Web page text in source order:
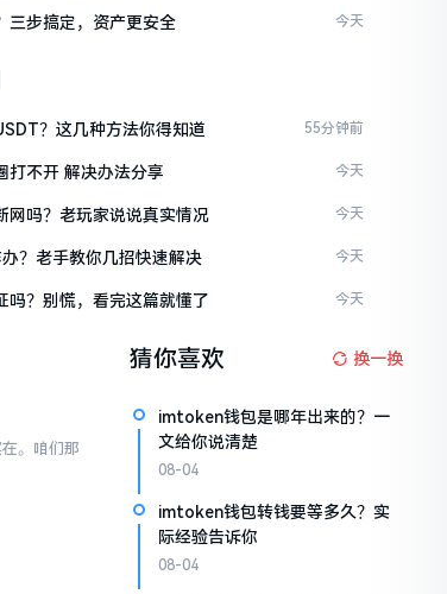
步搞定，资产更安全 今天
？这几种方法你得知道 55分钟前
不开 解决办法分享 今天
吗？老玩家说说真实情况 今天
？老手教你几招快速解决 今天
？别慌，看完这篇就懂了 今天
。咱们那
猜你喜欢 换一换
imtoken钱包是哪年出来的？一
文给你说清楚
08-04
imtoken钱包转钱要等多久？实
际经验告诉你
08-04